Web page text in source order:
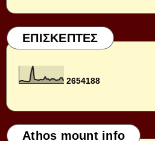
ΕΠΙΣΚΕΠΤΕΣ
2654188
Athos mount info